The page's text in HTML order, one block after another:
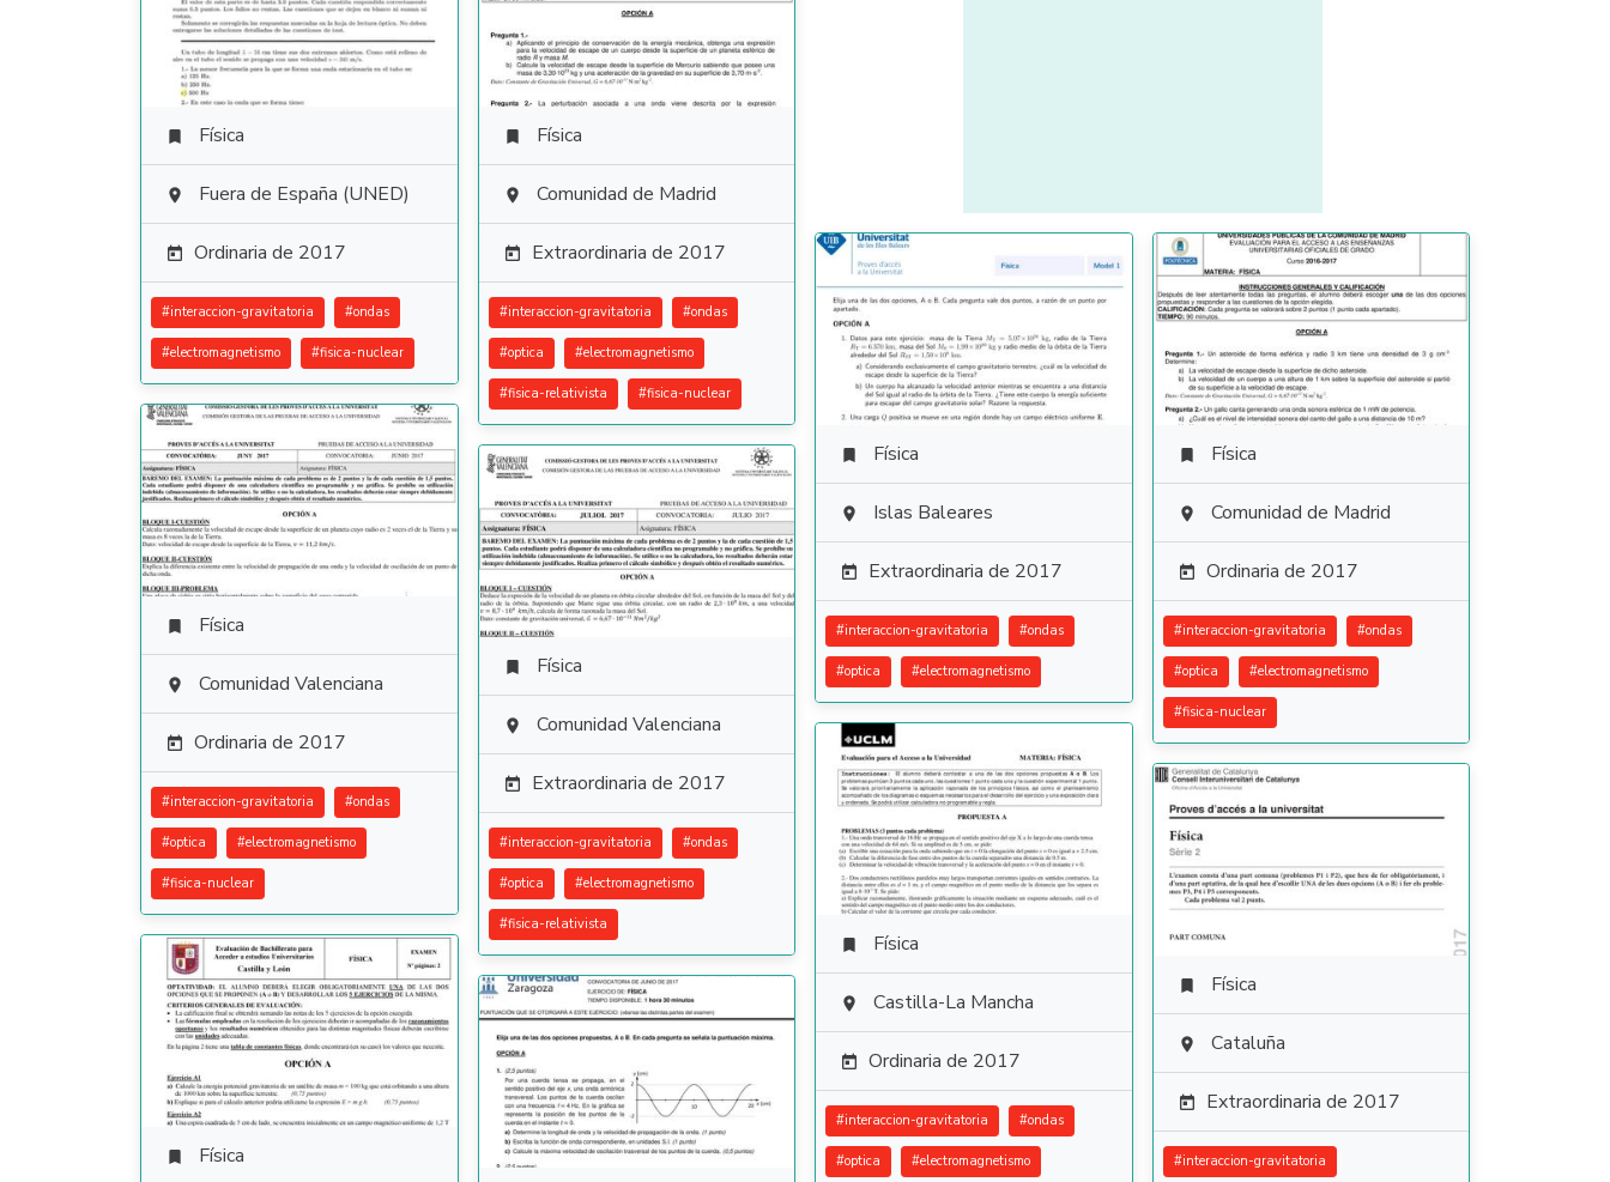
 Física
 Fuera de España (UNED)
 Ordinaria de 2017
#interaccion-gravitatoria #ondas
#electromagnetismo #fisica-nuclear
 Física
 Comunidad de Madrid
 Extraordinaria de 2017
#interaccion-gravitatoria #ondas
#optica #electromagnetismo
#fisica-relativista #fisica-nuclear
 Física
 Islas Baleares
 Extraordinaria de 2017
#interaccion-gravitatoria #ondas
#optica #electromagnetismo
 Física
 Comunidad de Madrid
 Ordinaria de 2017
#interaccion-gravitatoria #ondas
#optica #electromagnetismo
#fisica-nuclear
 Física
 Comunidad Valenciana
 Ordinaria de 2017
#interaccion-gravitatoria #ondas
#optica #electromagnetismo
#fisica-nuclear
 Física
 Comunidad Valenciana
 Extraordinaria de 2017
#interaccion-gravitatoria #ondas
#optica #electromagnetismo
#fisica-relativista
 Física
 Castilla-La Mancha
 Ordinaria de 2017
#interaccion-gravitatoria #ondas
#optica #electromagnetismo
 Física
 Cataluña
 Extraordinaria de 2017
#interaccion-gravitatoria
 Física